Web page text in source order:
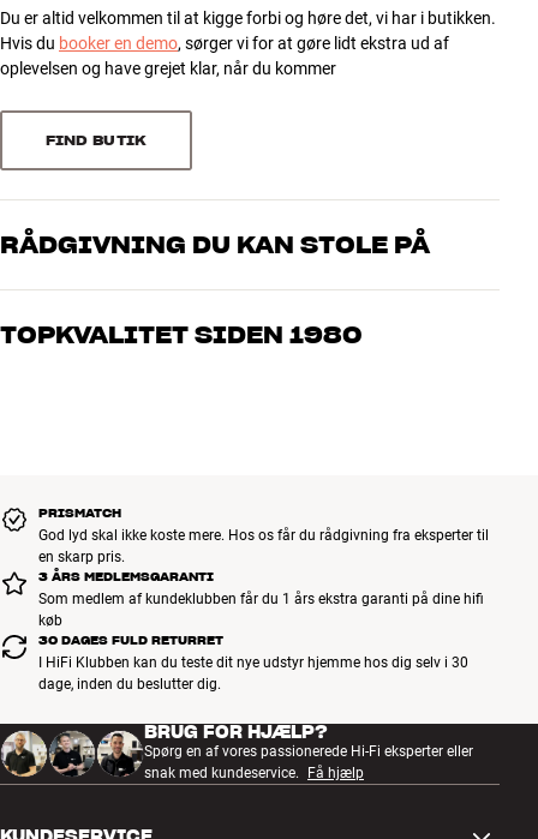
TILBUD
Kundeservice
Log ind
Kundeservice
Du er altid velkommen til at kigge forbi og høre det, vi har i butikken.
Hvis du booker en demo, sørger vi for at gøre lidt ekstra ud af
oplevelsen og have grejet klar, når du kommer
FIND BUTIK
RÅDGIVNING DU KAN STOLE PÅ
Vores medarbejdere er ægte entusiaster, som kender produkterne
os, hvad du drømmer om – så finder vi den løsning, der passer
TOPKVALITET SIDEN 1980
PRISMATCH
God lyd skal ikke koste mere. Hos os får du rådgivning fra eksperter til
en skarp pris.
3 ÅRS MEDLEMSGARANTI
Som medlem af kundeklubben får du 1 års ekstra garanti på dine hifi
køb
30 DAGES FULD RETURRET
I HiFi Klubben kan du teste dit nye udstyr hjemme hos dig selv i 30
dage, inden du beslutter dig.
BRUG FOR HJÆLP?
Spørg en af vores passionerede Hi-Fi eksperter eller
snak med kundeservice.
Få hjælp